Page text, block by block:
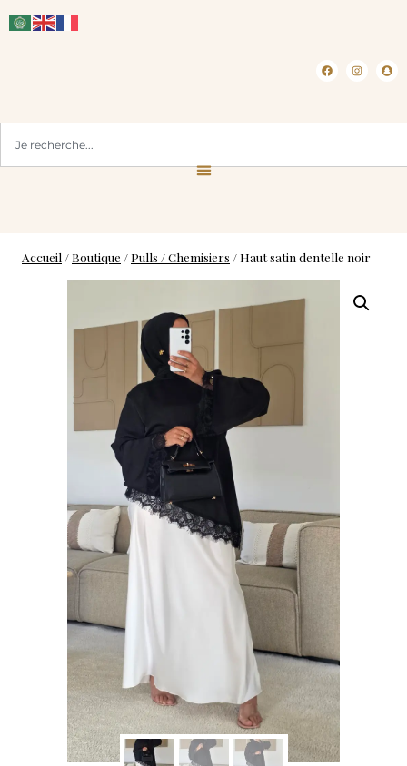
Accueil /Boutique / Pulls / Chemisiers /Haut satin dentelle noir